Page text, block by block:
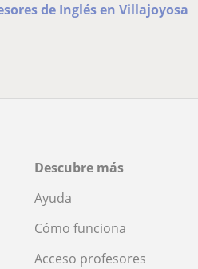
de Inglés en Villajoyosa
Descubre más
Ayuda
Cómo funciona
Acceso profesores